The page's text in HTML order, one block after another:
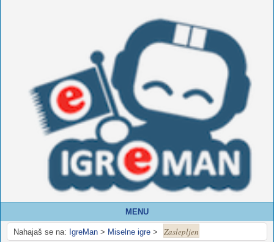
MENU
Nahajaš se na: IgreMan > Miselne igre > Zaslepljen